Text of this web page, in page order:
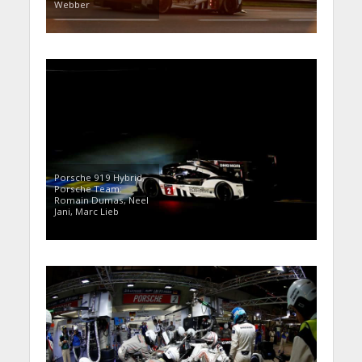
Webber
Porsche 919 Hybrid,
Porsche Team:
Romain Dumas, Neel
Jani, Marc Lieb